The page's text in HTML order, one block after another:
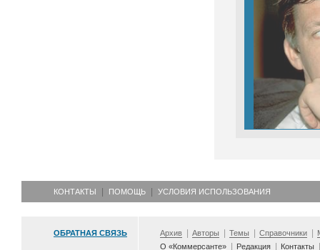
КОНТАКТЫ ПОМОЩЬ УСЛОВИЯ ИСПОЛЬЗОВАНИЯ
ОБРАТНАЯ СВЯЗЬ Архив Авторы Темы Справочники
О «Коммерсанте»
Редакция Контакты